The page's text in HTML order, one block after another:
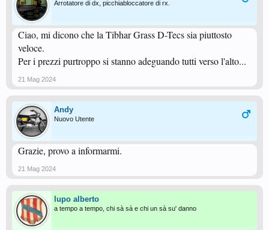
Arrotatore di dx, picchiabloccatore di rx.
Ciao, mi dicono che la Tibhar Grass D-Tecs sia piuttosto
veloce.
Per i prezzi purtroppo si stanno adeguando tutti verso l'alto...
21 Mag 2024
Andy
Nuovo Utente
Grazie, provo a informarmi.
21 Mag 2024
lupo alberto
a tempo a tempo, chi sà sà e chi un sà su' danno